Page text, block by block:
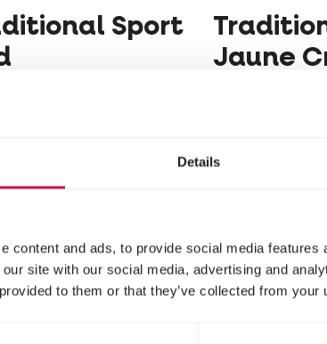
Details
content and ads, to provide social media
site with our social media, advertising and
to them or that they’ve collected from
Sport
Jaune